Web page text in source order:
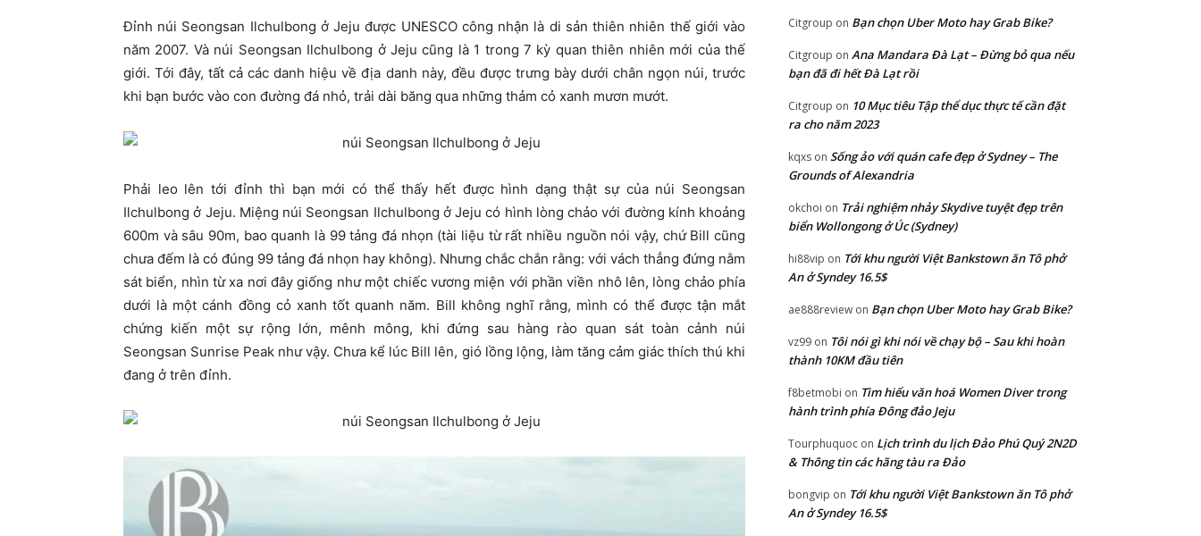
Đỉnh núi Seongsan Ilchulbong ở Jeju được UNESCO công nhận là di sản thiên nhiên thế giới vào
năm 2007. Và núi Seongsan Ilchulbong ở Jeju cũng là 1 trong 7 kỳ quan thiên nhiên mới của thế
giới. Tới đây, tất cả các danh hiệu về địa danh này, đều được trưng bày dưới chân ngọn núi, trước
khi bạn bước vào con đường đá nhỏ, trải dài băng qua những thảm cỏ xanh mươn mướt.
Phải leo lên tới đỉnh thì bạn mới có thể thấy hết được hình dạng thật sự của núi Seongsan
Ilchulbong ở Jeju. Miệng núi Seongsan Ilchulbong ở Jeju có hình lòng chảo với đường kính khoảng
600m và sâu 90m, bao quanh là 99 tảng đá nhọn (tài liệu từ rất nhiều nguồn nói vậy, chứ Bill cũng
chưa đếm là có đúng 99 tảng đá nhọn hay không). Nhưng chắc chắn rằng: với vách thẳng đứng nằm
sát biển, nhìn từ xa nơi đây giống như một chiếc vương miện với phần viền nhô lên, lòng chảo phía
dưới là một cánh đồng cỏ xanh tốt quanh năm. Bill không nghĩ rằng, mình có thể được tận mắt
chứng kiến một sự rộng lớn, mênh mông, khi đứng sau hàng rào quan sát toàn cảnh núi
Seongsan Sunrise Peak như vậy. Chưa kể lúc Bill lên, gió lồng lộng, làm tăng cảm giác thích thú khi
đang ở trên đỉnh.
Citgroup on Bạn chọn Uber Moto hay Grab Bike?
Citgroup on Ana Mandara Đà Lạt – Đừng bỏ qua nếu
bạn đã đi hết Đà Lạt rồi
Citgroup on 10 Mục tiêu Tập thể dục thực tế cần đặt
ra cho năm 2023
kqxs on Sống ảo với quán cafe đẹp ở Sydney – The
Grounds of Alexandria
okchoi on Trải nghiệm nhảy Skydive tuyệt đẹp trên
biển Wollongong ở Úc (Sydney)
hi88vip on Tới khu người Việt Bankstown ăn Tô phở
An ở Syndey 16.5$
ae888review on Bạn chọn Uber Moto hay Grab Bike?
vz99 on Tôi nói gì khi nói về chạy bộ – Sau khi hoàn
thành 10KM đầu tiên
f8betmobi on Tìm hiểu văn hoá Women Diver trong
hành trình phía Đông đảo Jeju
Tourphuquoc on Lịch trình du lịch Đảo Phú Quý 2N2D
& Thông tin các hãng tàu ra Đảo
bongvip on Tới khu người Việt Bankstown ăn Tô phở
An ở Syndey 16.5$